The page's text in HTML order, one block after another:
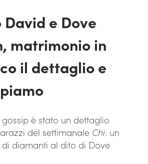
e Dove
matrimonio in
il dettaglio e
è stato un dettaglio
del settimanale Chi: un
diamanti al dito di Dove